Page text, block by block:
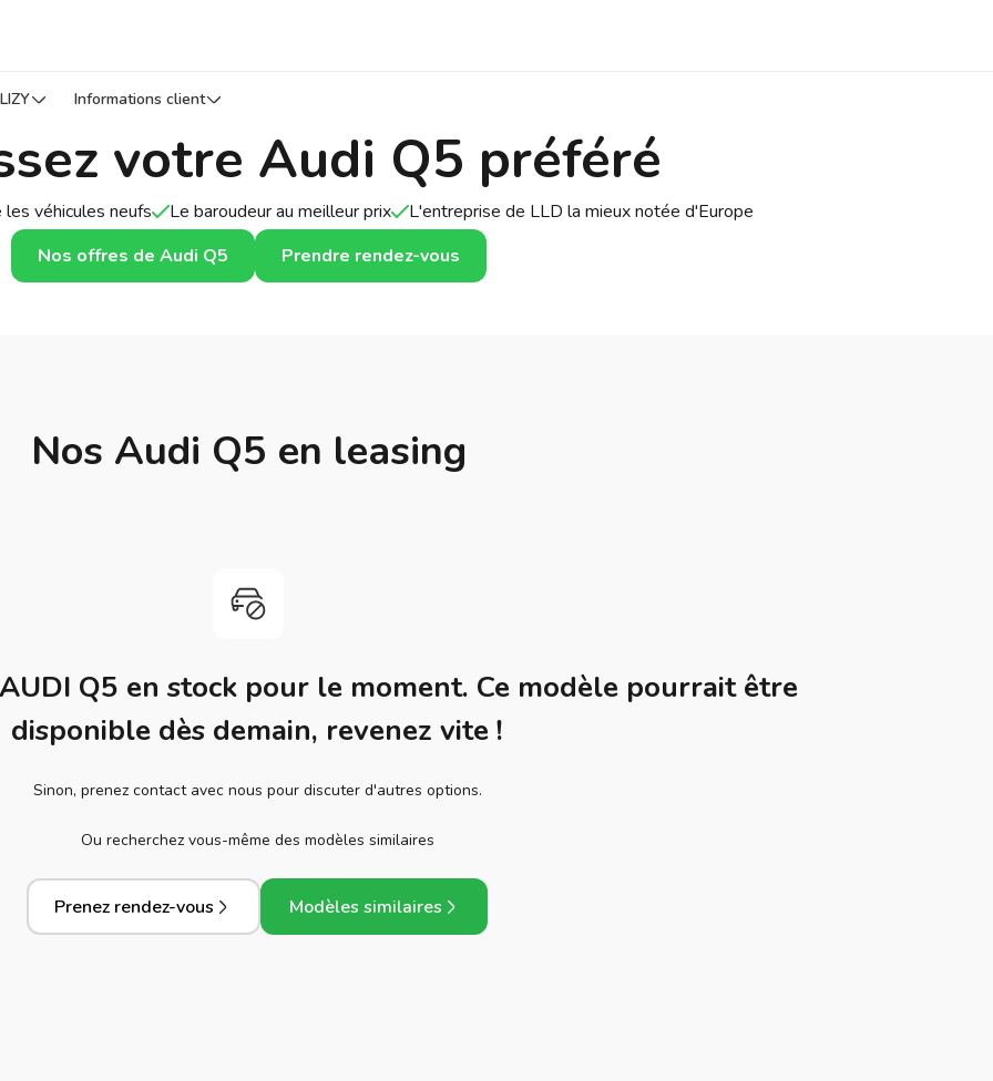
Informations client
votre Audi Q5 préféré
véhicules neufs Le baroudeur au meilleur prix
L'entreprise de LLD la mieux notée d'Europe
Nos offres de Audi Q5
Prendre rendez-vous
Nos Audi Q5 en leasing
Q5 en stock pour le moment. Ce modèle pourrait être
disponible dès demain, revenez vite !
Sinon, prenez contact avec nous pour discuter d'autres options.
Ou recherchez vous-même des modèles similaires
Prenez rendez-vous Modèles similaires